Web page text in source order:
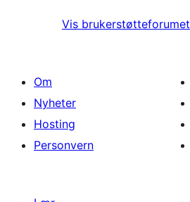
Vis brukerstøtteforumet
Om
Nyheter
Hosting
Personvern